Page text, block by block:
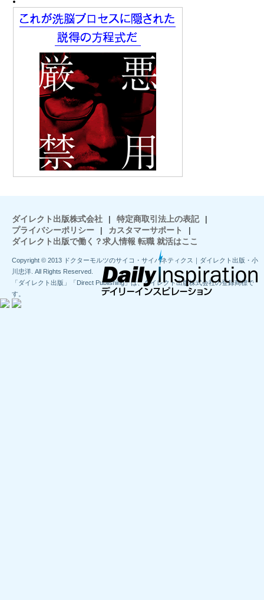
ダイレクト出版株式会社 | 特定商取引法上の表記
|
プライバシーポリシー
| カスタマーサポート
|
ダイレクト出版で働く？求人情報 転職 就活はここ
Copyright © 2013 ドクターモルツのサイコ・サイバネティクス｜ダイレクト出版・小
川忠洋. All Rights Reserved.
「ダイレクト出版」「Direct Publishing」は、ダイレクト出版株式会社の登録商標で
す。